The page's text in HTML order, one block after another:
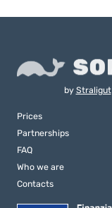
by Straligut
Prices
Partnerships
FAQ
Who we are
Contacts